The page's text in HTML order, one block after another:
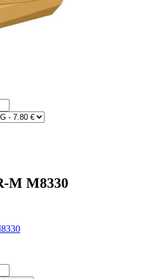
M M8330